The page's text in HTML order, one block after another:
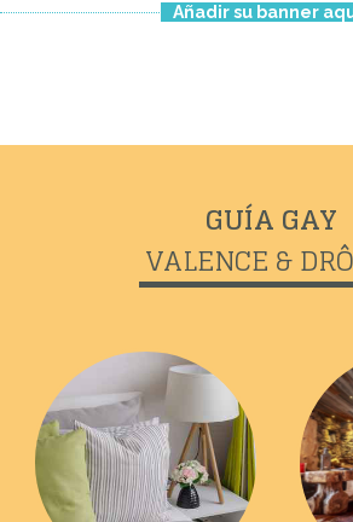
Añadir su banner
GUÍA GAY
VALENCE &